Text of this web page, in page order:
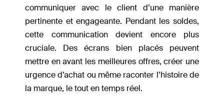
communiquer avec le client d’une manière
pertinente et engageante. Pendant les soldes,
cette communication devient encore plus
cruciale. Des écrans bien placés peuvent
mettre en avant les meilleures offres, créer une
urgence d’achat ou même raconter l’histoire de
la marque, le tout en temps réel.